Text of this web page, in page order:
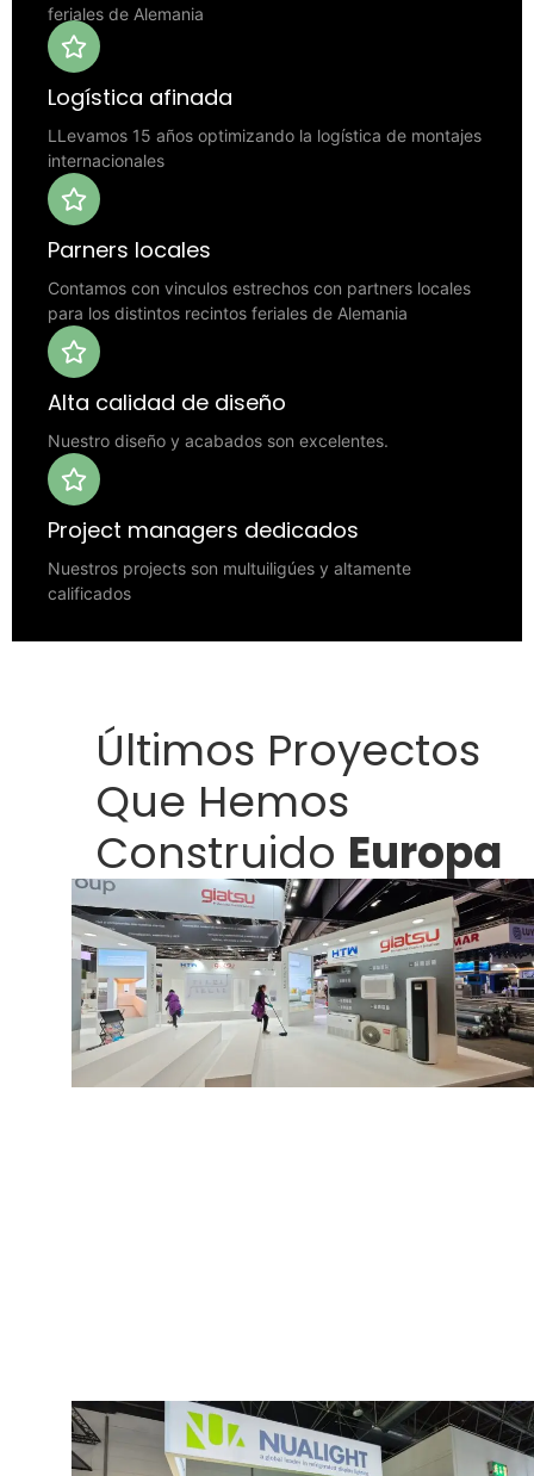
feriales de Alemania
Logística afinada
LLevamos 15 años optimizando la logística de montajes
internacionales
Parners locales
Contamos con vinculos estrechos con partners locales
para los distintos recintos feriales de Alemania
Alta calidad de diseño
Nuestro diseño y acabados son excelentes.
Project managers dedicados
Nuestros projects son multuiligúes y altamente
calificados
Últimos Proyectos
Que Hemos
Construido Europa